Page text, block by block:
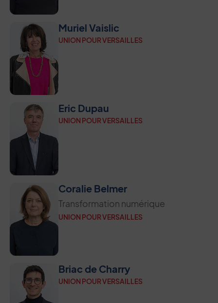
Muriel Vaislic
UNION POUR VERSAILLES
Eric Dupau
UNION POUR VERSAILLES
Coralie Belmer
Transformation numérique
UNION POUR VERSAILLES
Briac de Charry
UNION POUR VERSAILLES